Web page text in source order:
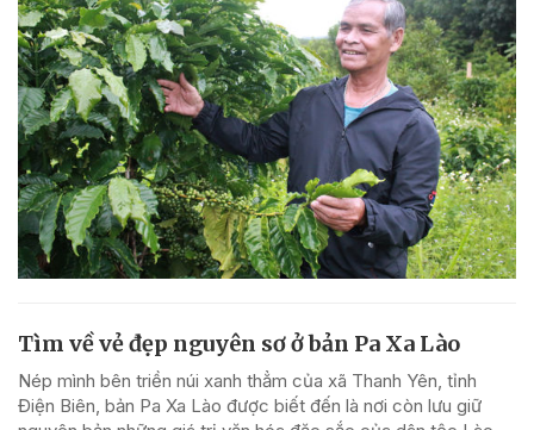
Tìm về vẻ đẹp nguyên sơ ở bản Pa Xa Lào
Nép mình bên triền núi xanh thẳm của xã Thanh Yên, tỉnh
Điện Biên, bản Pa Xa Lào được biết đến là nơi còn lưu giữ